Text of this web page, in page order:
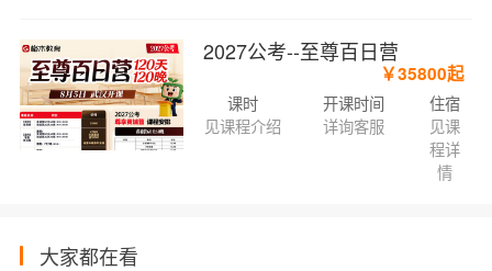
2027公考--至尊百日营
￥35800起
课时
见课程介绍
开课时间
详询客服
住宿
见课
程详
情
大家都在看